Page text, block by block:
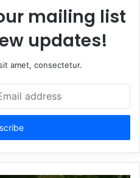
mailing list
updates!
amet, consectetur.